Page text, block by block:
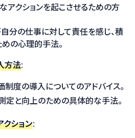
アクションを起こさせるための方
分の仕事に対して責任を感じ、積
の心理的手法。
方法:
度の導入についてのアドバイス。
定と向上のための具体的な手法。
ション: